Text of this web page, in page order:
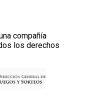
compañía
los derechos